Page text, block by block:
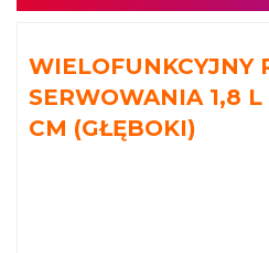
WIELOFUNKCYJNY
SERWOWANIA 1,8
CM (GŁĘBOKI)